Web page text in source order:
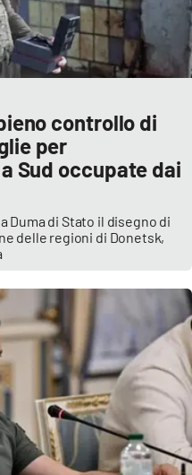
controllo di
per
Sud occupate dai
Duma di Stato il disegno di
delle regioni di Donetsk,